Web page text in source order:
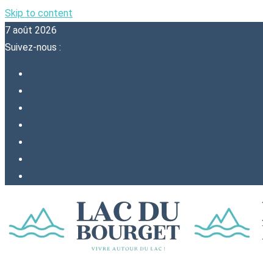
Skip to content
7 août 2026
Suivez-nous :